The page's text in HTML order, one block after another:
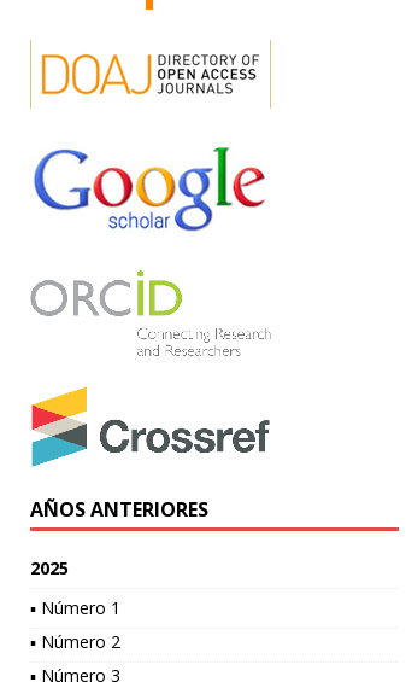
AÑOS ANTERIORES
2025
▪ Número 1
▪ Número 2
▪ Número 3